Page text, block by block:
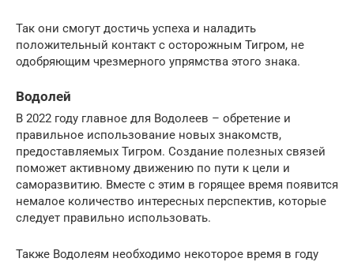
Так они смогут достичь успеха и наладить
положительный контакт с осторожным Тигром, не
одобряющим чрезмерного упрямства этого знака.
Водолей
В 2022 году главное для Водолеев – обретение и
правильное использование новых знакомств,
предоставляемых Тигром. Создание полезных связей
поможет активному движению по пути к цели и
саморазвитию. Вместе с этим в горящее время появится
немалое количество интересных перспектив, которые
следует правильно использовать.
Также Водолеям необходимо некоторое время в году